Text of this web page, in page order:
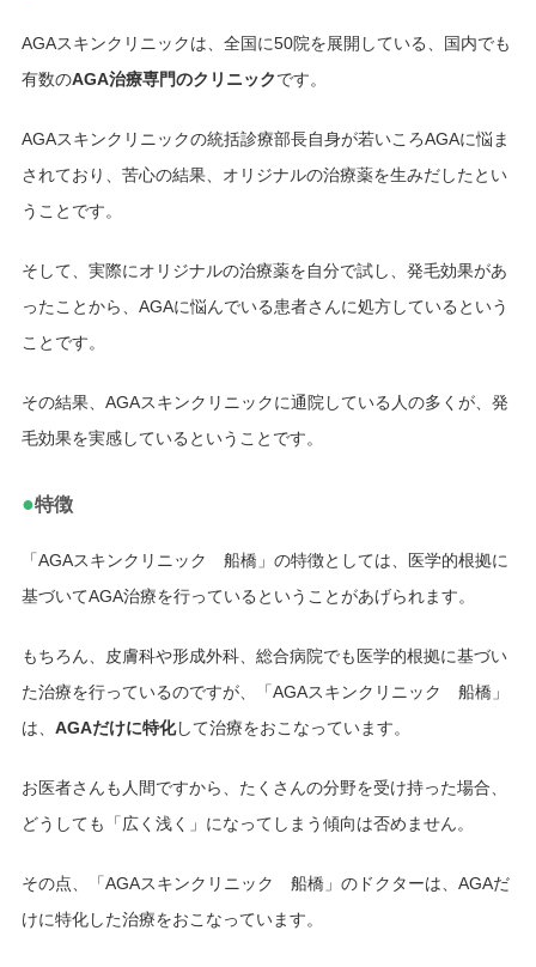
AGAスキンクリニックは、全国に50院を展開している、国内でも
有数のAGA治療専門のクリニックです。
AGAスキンクリニックの統括診療部長自身が若いころAGAに悩ま
されており、苦心の結果、オリジナルの治療薬を生みだしたとい
うことです。
そして、実際にオリジナルの治療薬を自分で試し、発毛効果があ
ったことから、AGAに悩んでいる患者さんに処方しているという
ことです。
その結果、AGAスキンクリニックに通院している人の多くが、発
毛効果を実感しているということです。
●特徴
「AGAスキンクリニック 船橋」の特徴としては、医学的根拠に
基づいてAGA治療を行っているということがあげられます。
もちろん、皮膚科や形成外科、総合病院でも医学的根拠に基づい
た治療を行っているのですが、「AGAスキンクリニック 船橋」
は、 AGAだけに特化して治療をおこなっています。
お医者さんも人間ですから、たくさんの分野を受け持った場合、
どうしても「広く浅く」になってしまう傾向は否めません。
その点、「AGAスキンクリニック 船橋」のドクターは、AGAだ
けに特化した治療をおこなっています。